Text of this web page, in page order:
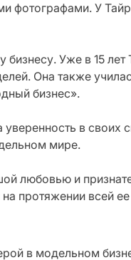
фотографами. У
Уже в 15 лет
Она также
бизнес».
в своих
мире.
любовью и
протяжении всей
в модельном